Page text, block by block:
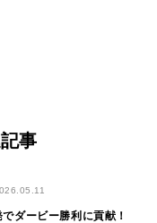
事
ダービー勝利に貢献！